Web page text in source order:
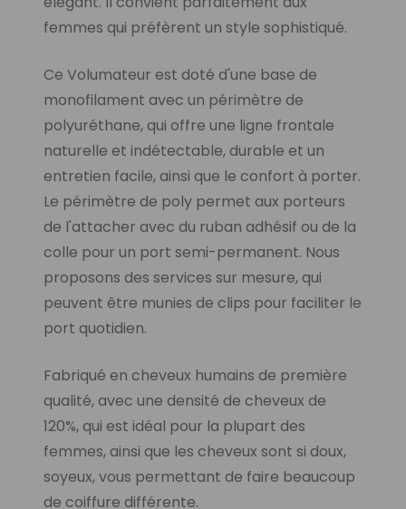
femmes qui préfèrent un style sophistiqué.
Ce Volumateur est doté d'une base de
monofilament avec un périmètre de
polyuréthane, qui offre une ligne frontale
naturelle et indétectable, durable et un
entretien facile, ainsi que le confort à porter.
Le périmètre de poly permet aux porteurs
de l'attacher avec du ruban adhésif ou de la
colle pour un port semi-permanent. Nous
proposons des services sur mesure, qui
peuvent être munies de clips pour faciliter le
port quotidien.
Fabriqué en cheveux humains de première
qualité, avec une densité de cheveux de
120%, qui est idéal pour la plupart des
femmes, ainsi que les cheveux sont si doux,
soyeux, vous permettant de faire beaucoup
de coiffure différente.